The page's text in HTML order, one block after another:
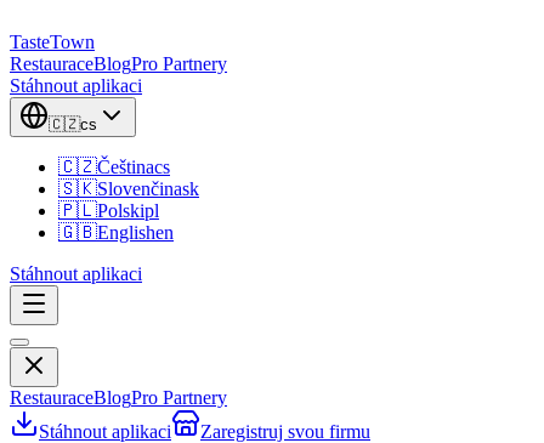
TasteTown
RestauraceBlogPro Partnery
Stáhnout aplikaci
🇨🇿cs
🇨🇿Češtinacs
🇸🇰Slovenčinask
🇵🇱Polskipl
🇬🇧Englishen
Stáhnout aplikaci
RestauraceBlogPro Partnery
Stáhnout aplikaci
Zaregistruj svou firmu